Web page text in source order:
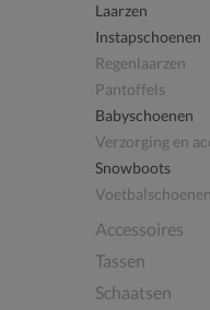
Laarzen
Instapschoenen
Regenlaarzen
Pantoffels
Babyschoenen
Verzorging en
Snowboots
Voetbalschoenen
Accessoires
Tassen
Schaatsen